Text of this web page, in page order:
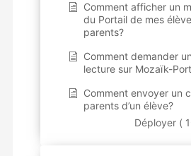
Comment afficher un
du Portail de mes
parents?
Comment demander
lecture sur Mozaïk-
Comment envoyer un
parents d’un élève?
Déployer (